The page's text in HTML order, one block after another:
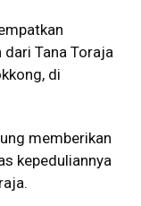
Tana Toraja
di
memberikan
kepeduliannya